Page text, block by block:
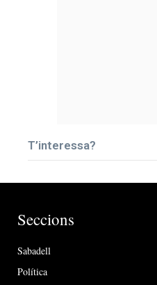
T’interessa?
Seccions
Sabadell
Política